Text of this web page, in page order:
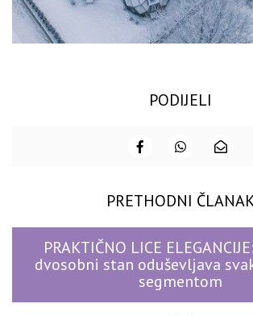
PODIJELI
PRETHODNI
PRAKTIČNO LICE
dvosobni stan oduševljava
segmentom